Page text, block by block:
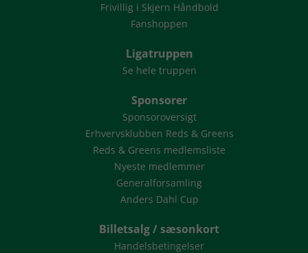
Frivillig i Skjern Håndbold
Fanshoppen
Ligatruppen
Se hele truppen
Sponsorer
Sponsoroversigt
Erhvervsklubben Reds & Greens
Reds & Greens medlemsliste
Nyeste medlemmer
Generalforsamling
Anders Dahl Cup
Billetsalg / sæsonkort
Handelsbetingelser